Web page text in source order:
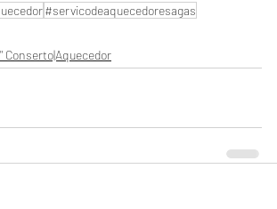
#servicodeaquecedoresagas
Conserto|Aquecedor